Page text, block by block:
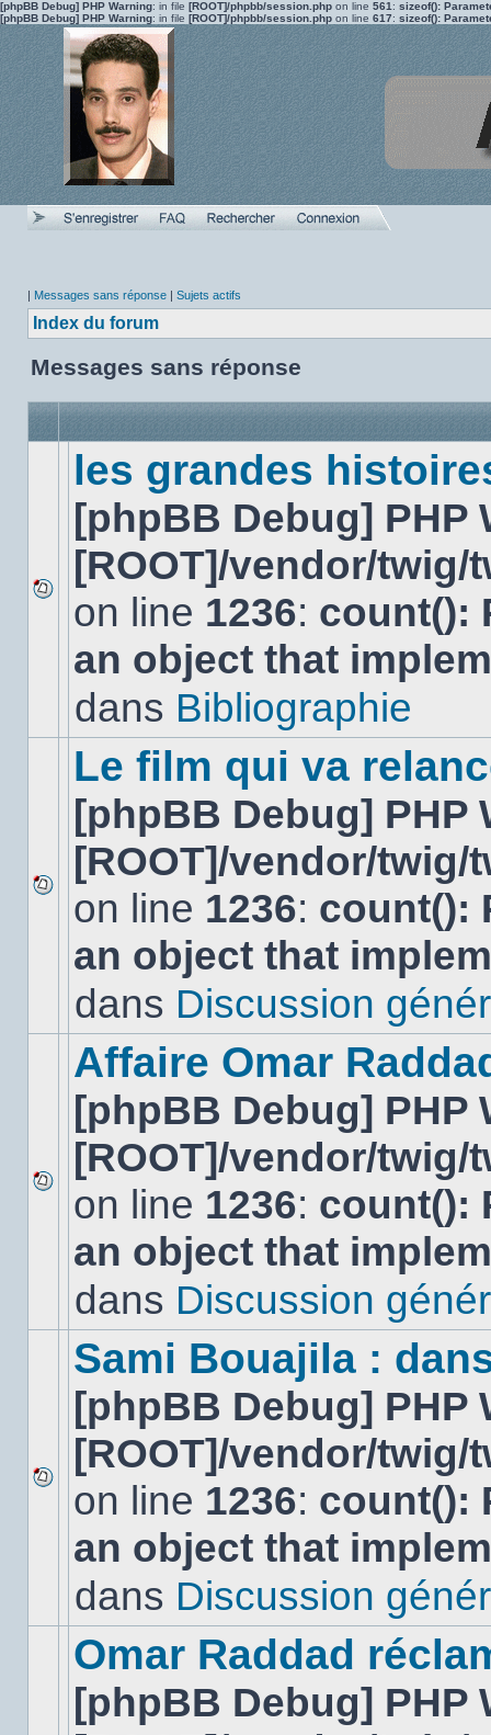
[phpBB Debug] PHP Warning: in file [ROOT]/phpbb/session.php on line 561 : sizeof():
[phpBB Debug] PHP Warning: in file [ROOT]/phpbb/session.php on line 617: sizeof():
| Messages sans réponse | Sujets actifs
Index du forum
Messages sans réponse
Aucun
nouveau
message
non-
dans
les grandes
[phpBB Debug] PHP
[ROOT]/vendor/
on line 1236: count():
an object that
dans Bibliographie
Aucun
nouveau
message
non-
dans
Le film qui va
[phpBB Debug] PHP
[ROOT]/vendor/
on line 1236: count():
an object that
dans Discussion
Aucun
nouveau
message
non-
dans
Affaire Omar
[phpBB Debug] PHP
[ROOT]/vendor/
on line 1236: count():
an object that
dans Discussion
Aucun
nouveau
message
non-
dans
Sami Bouajila :
[phpBB Debug] PHP
[ROOT]/vendor/
on line 1236: count():
an object that
dans Discussion
Omar Raddad
[phpBB Debug] PHP